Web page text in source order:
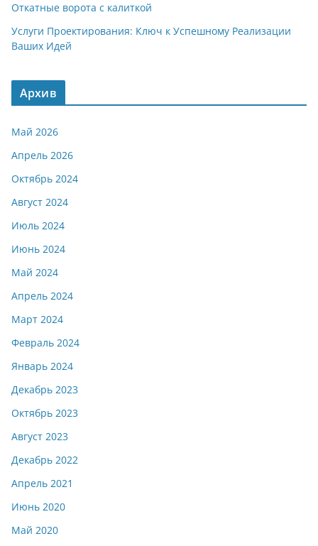
Откатные ворота с калиткой
Услуги Проектирования: Ключ к Успешному Реализации
Ваших Идей
Архив
Май 2026
Апрель 2026
Октябрь 2024
Август 2024
Июль 2024
Июнь 2024
Май 2024
Апрель 2024
Март 2024
Февраль 2024
Январь 2024
Декабрь 2023
Октябрь 2023
Август 2023
Декабрь 2022
Апрель 2021
Июнь 2020
Май 2020